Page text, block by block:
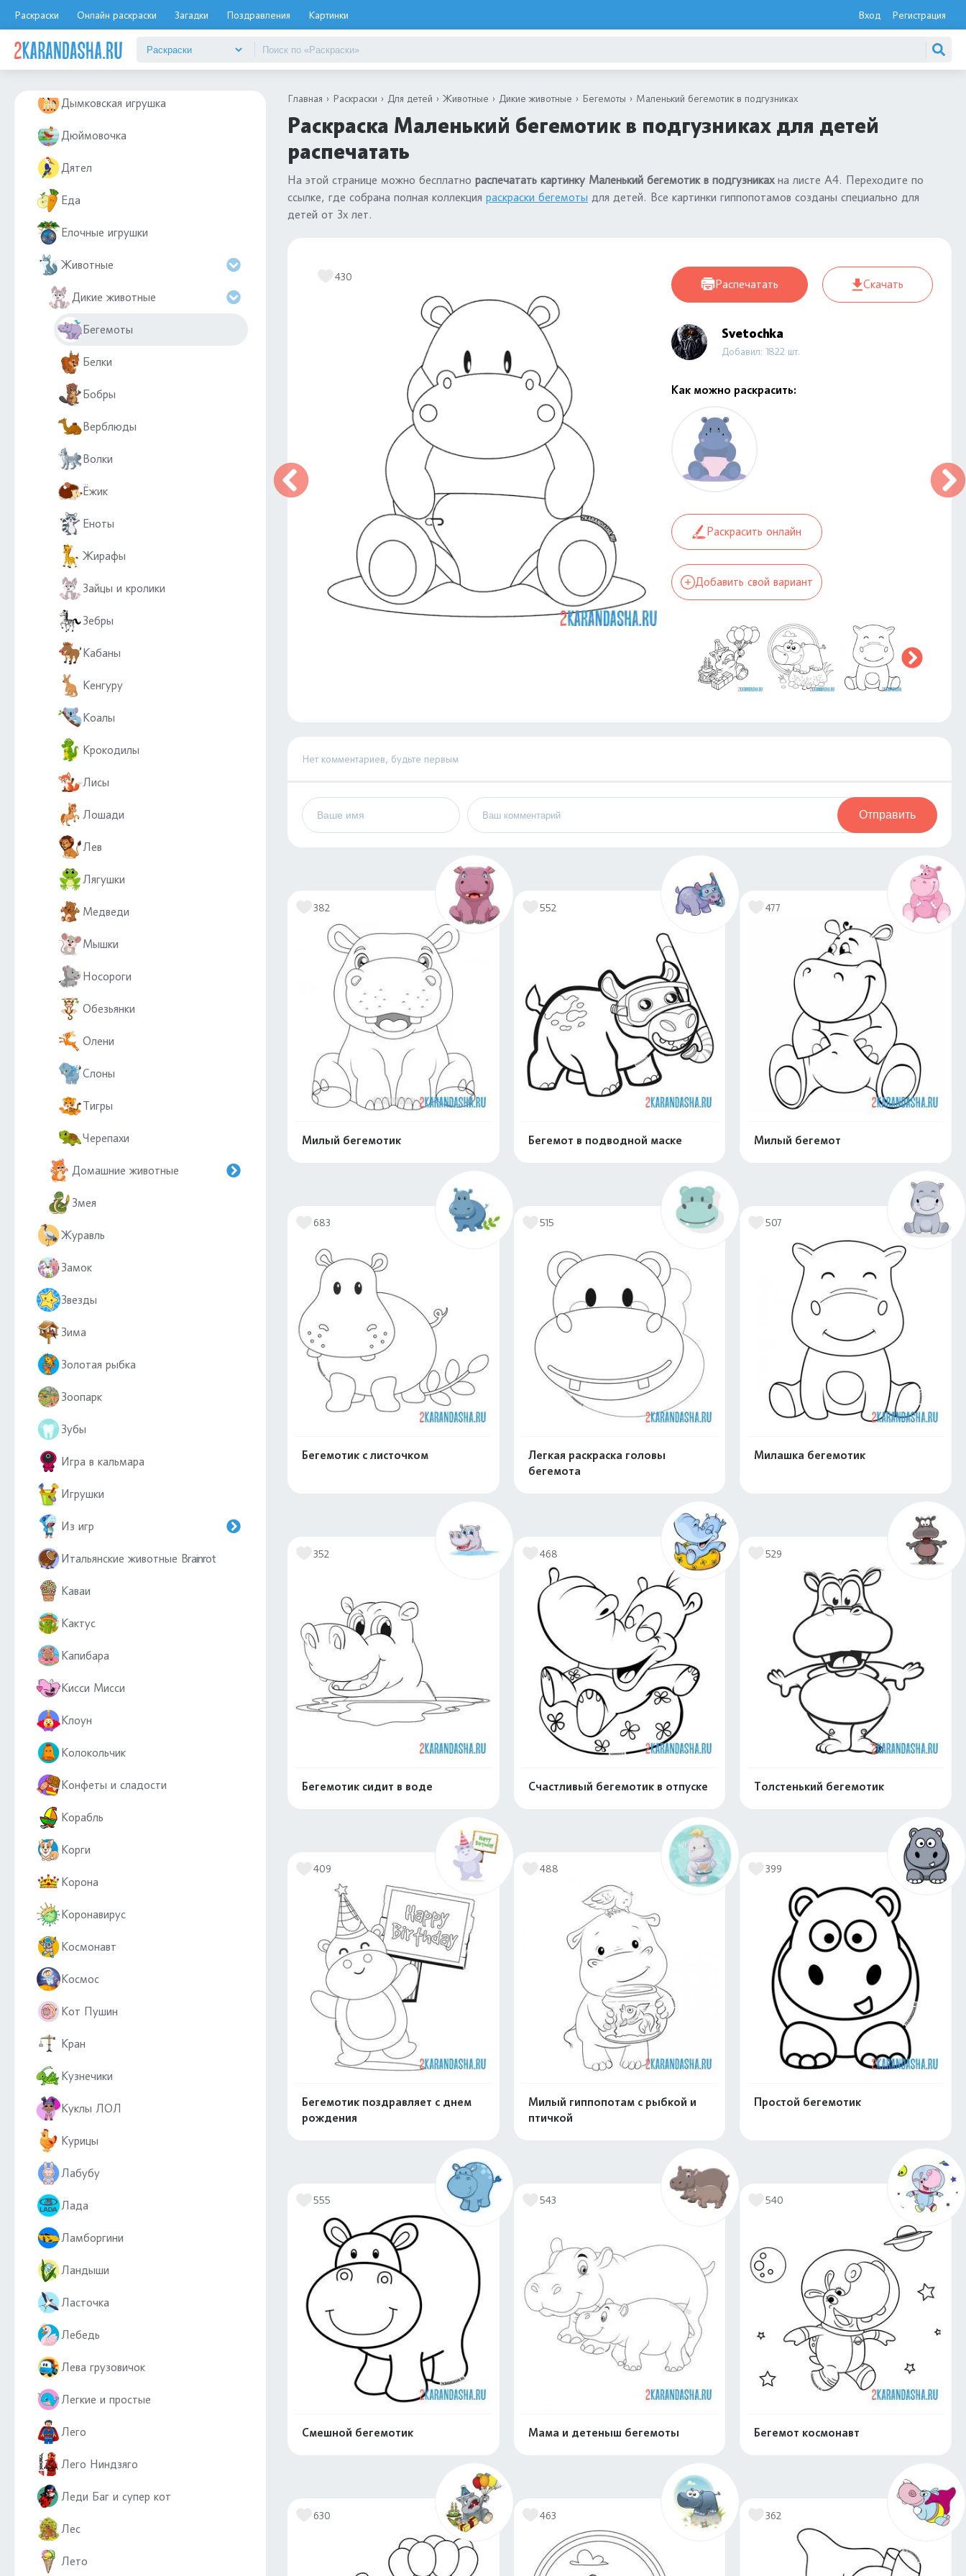
Раскраски Онлайн раскраски Загадки Поздравления Картинки Вход Регистрация
Драконы
Дымковская игрушка
Дюймовочка
Дятел
Еда
Елочные игрушки
Животные
Дикие животные
Бегемоты
Белки
Бобры
Верблюды
Волки
Ёжик
Еноты
Жирафы
Зайцы и кролики
Зебры
Кабаны
Кенгуру
Коалы
Крокодилы
Лисы
Лошади
Лев
Лягушки
Медведи
Мышки
Носороги
Обезьянки
Олени
Слоны
Тигры
Черепахи
Домашние животные
Змея
Журавль
Замок
Звезды
Зима
Золотая рыбка
Зоопарк
Зубы
Игра в кальмара
Игрушки
Из игр
Итальянские животные Brainrot
Каваи
Кактус
Капибара
Кисси Мисси
Клоун
Колокольчик
Конфеты и сладости
Корабль
Корги
Корона
Коронавирус
Космонавт
Космос
Кот Пушин
Кран
Кузнечики
Куклы ЛОЛ
Курицы
Лабубу
Лада
Ламборгини
Ландыши
Ласточка
Лебедь
Лева грузовичок
Легкие и простые
Лего
Лего Ниндзяго
Леди Баг и супер кот
Лес
Лето
Главная Раскраски Для детей Животные Дикие животные Бегемоты Маленький бегемотик в подгузниках
Раскраска Маленький бегемотик в подгузниках для детей
распечатать
На этой странице можно бесплатно распечатать картинку Маленький бегемотик в подгузникахна листе А4. Переходите по
ссылке, где собрана полная коллекция раскраски бегемоты для детей. Все картинки гиппопотамов созданы специально для
детей от 3х лет.
430
Распечатать Скачать
Svetochka
Добавил: 1822 шт.
Как можно раскрасить:
Раскрасить онлайн
Добавить свой вариант
Нет комментариев, будьте первым
Отправить
382
Милый бегемотик
552
Бегемот в подводной маске
477
Милый бегемот
683
Бегемотик с листочком
515
Легкая раскраска головы
бегемота
Распечатать и скачать
507
Милашка бегемотик
352
Бегемотик сидит в воде
468
Счастливый бегемотик в отпуске
Распечатать и скачать
529
Толстенький бегемотик
409
Бегемотик поздравляет с днем
рождения
488
Милый гиппопотам с рыбкой и
птичкой
399
Простой бегемотик
Распечатать и скачать
555
Смешной бегемотик
543
Мама и детеныш бегемоты
Распечатать и скачать
540
Бегемот космонавт
Распечатать и скачать
630 463 362